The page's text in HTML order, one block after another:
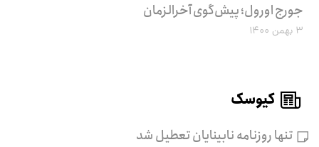
جورج اورول؛ پیش‌گوی آخرالزمان
۳ بهمن ۱۴۰۰
کیوسک
تنها روزنامه نابینایان تعطیل شد